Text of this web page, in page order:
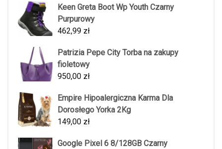
Keen Greta Boot Wp Youth Czarny
Purpurowy
462,99 zł
Patrizia Pepe City Torba na zakupy
fioletowy
950,00 zł
Empire Hipoalergiczna Karma Dla
Dorosłego Yorka 2Kg
149,00 zł
Google Pixel 6 8/128GB Czarny